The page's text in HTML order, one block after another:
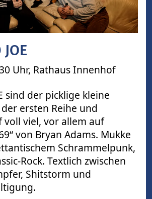
Uhr, Rathaus Innenhof
sind der picklige kleine
ersten Reihe und
voll viel, vor allem auf
von Bryan Adams. Mukke
Schrammelpunk,
Rock. Textlich zwischen
Shitstorm und